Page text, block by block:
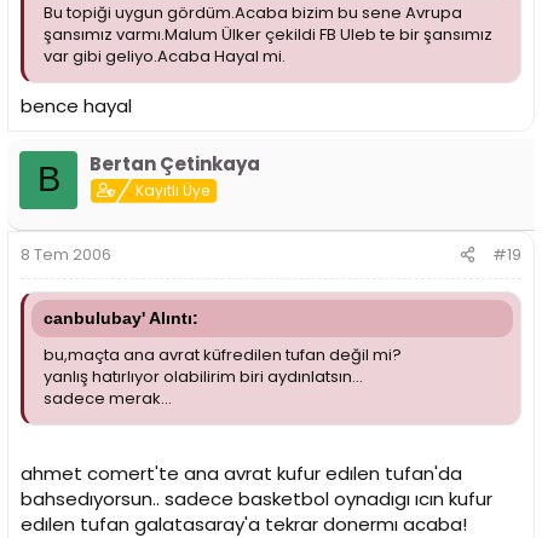
Bu topiği uygun gördüm.Acaba bizim bu sene Avrupa
şansımız varmı.Malum Ülker çekildi FB Uleb te bir şansımız
var gibi geliyo.Acaba Hayal mi.
bence hayal
B Bertan Çetinkaya
Kayıtlı Üye
8 Tem 2006 #19
canbulubay' Alıntı:
bu,maçta ana avrat küfredilen tufan değil mi?
yanlış hatırlıyor olabilirim biri aydınlatsın...
sadece merak...
ahmet comert'te ana avrat kufur edılen tufan'da
bahsedıyorsun.. sadece basketbol oynadıgı ıcın kufur
edılen tufan galatasaray'a tekrar donermı acaba!